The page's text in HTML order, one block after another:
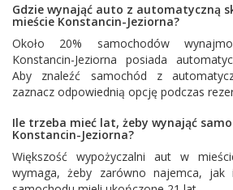
Gdzie wynająć auto z automatyczną
mieście Konstancin-Jeziorna?
Około 20% samochodów
Konstancin-Jeziorna posiada
Aby znaleźć samochód z
zaznacz odpowiednią opcję podczas
Ile trzeba mieć lat, żeby wynająć
Konstancin-Jeziorna?
Większość wypożyczalni aut w
wymaga, żeby zarówno najemca, jak